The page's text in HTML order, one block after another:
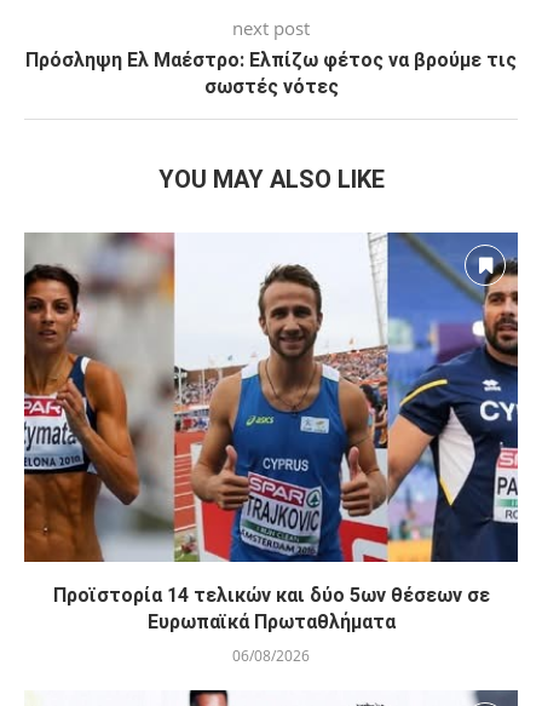
next post
Πρόσληψη Ελ Μαέστρο: Ελπίζω φέτος να βρούμε τις
σωστές νότες
YOU MAY ALSO LIKE
Προϊστορία 14 τελικών και δύο 5ων θέσεων σε
Ευρωπαϊκά Πρωταθλήματα
06/08/2026